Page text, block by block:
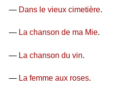
— Dans le vieux cimetière.
— La chanson de ma Mie.
— La chanson du vin.
— La femme aux roses.